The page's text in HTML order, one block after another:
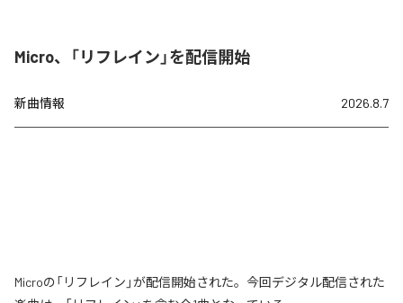
Micro、「リフレイン」を配信開始
新曲情報 2026.8.7
Microの「リフレイン」が配信開始された。今回デジタル配信された